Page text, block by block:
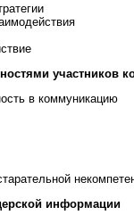
участников
в коммуникацию
информации